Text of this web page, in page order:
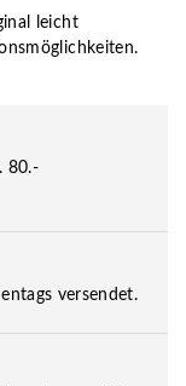
leicht
80.-
versendet.